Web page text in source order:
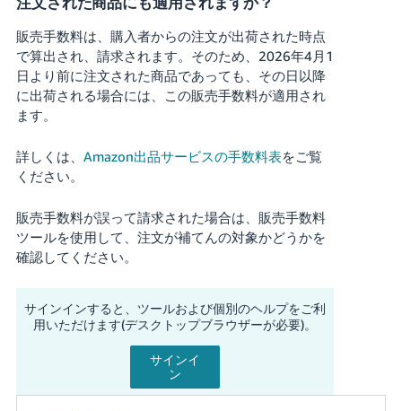
販売手数料は、購入者からの注文が出荷された時点
で算出され、請求されます。そのため、2026年4月1
日より前に注文された商品であっても、その日以降
に出荷される場合には、この販売手数料が適用され
ます。
詳しくは、 Amazon出品サービスの手数料表をご覧
ください。
販売手数料が誤って請求された場合は、販売手数料
ツールを使用して、注文が補てんの対象かどうかを
確認してください。
サインインすると、ツールおよび個別のヘルプをご利
用いただけます(デスクトップブラウザーが必要)。